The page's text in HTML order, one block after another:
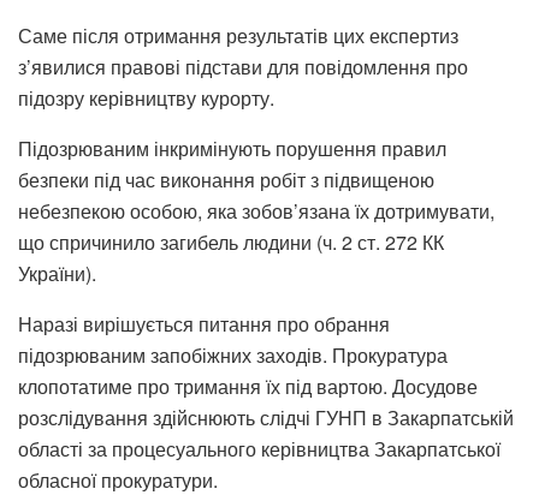
Саме після отримання результатів цих експертиз
з’явилися правові підстави для повідомлення про
підозру керівництву курорту.
Підозрюваним інкримінують порушення правил
безпеки під час виконання робіт з підвищеною
небезпекою особою, яка зобов’язана їх дотримувати,
що спричинило загибель людини (ч. 2 ст. 272 КК
України).
Наразі вирішується питання про обрання
підозрюваним запобіжних заходів. Прокуратура
клопотатиме про тримання їх під вартою. Досудове
розслідування здійснюють слідчі ГУНП в Закарпатській
області за процесуального керівництва Закарпатської
обласної прокуратури.